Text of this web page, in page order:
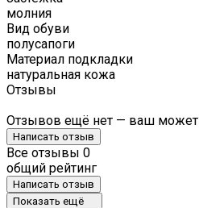
молния
Вид обуви
полусапоги
Материал подкладки
натуральная кожа
Отзывы
Отзывов ещё нет — ваш может
Написать отзыв
Все отзывы 0
общий рейтинг
Написать отзыв
Показать ещё